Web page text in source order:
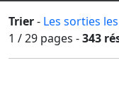
Trier- Les sorties
1 / 29 pages -343